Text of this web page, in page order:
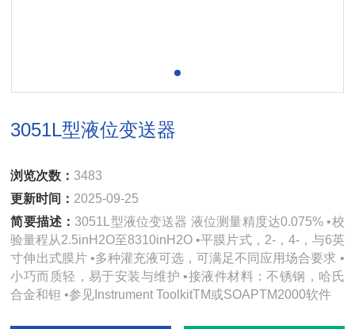
3051L型液位变送器
浏览次数：3483
更新时间： 2025-09-25
简要描述：3051L型液位变送器 液位测量精度达0.075% •校
验量程从2.5inH2O至8310inH2O •平膜片式，2-，4-，与6英
寸伸出式膜片 •多种灌充液可选，可满足不同应用场合要求 •
小巧而质轻，易于安装与维护 •接液件材料：不锈钢，哈氏
合金和钽 •参见Instrument ToolkitTM或SOAPTM2000软件